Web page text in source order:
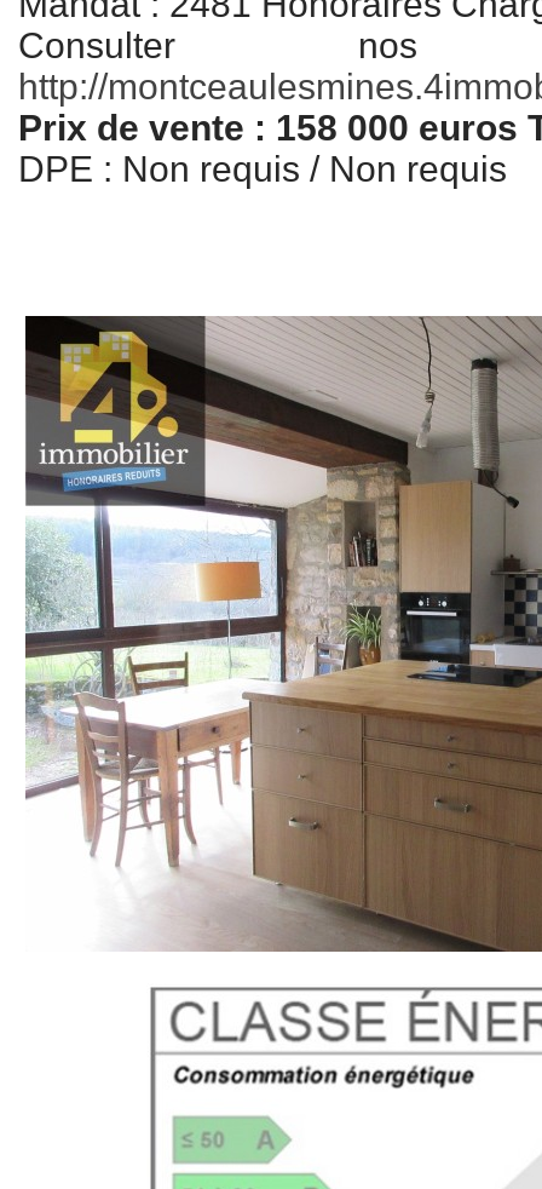
Consulter
http://
Prix de vente : 158 000 euros
DPE : Non requis / Non